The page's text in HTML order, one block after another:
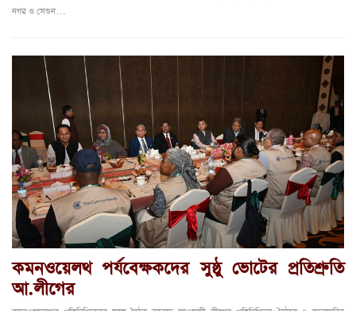
নগর ও সেগুন…
কমনওয়েলথ পর্যবেক্ষকদের সুষ্ঠু ভোটের প্রতিশ্রুতি
আ.লীগের